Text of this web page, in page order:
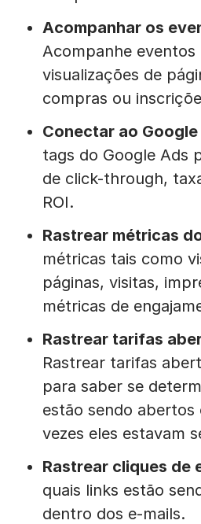
Acompanhar os
Acompanhe eventos
visualizações de
compras ou
Conectar ao
tags do Google Ads
de click-through,
ROI.
Rastrear métricas
métricas tais como
páginas, visitas,
métricas de
Rastrear tarifas
Rastrear tarifas
para saber se
estão sendo abertos
vezes eles estavam
Rastrear cliques de
quais links estão
dentro dos e-mails.